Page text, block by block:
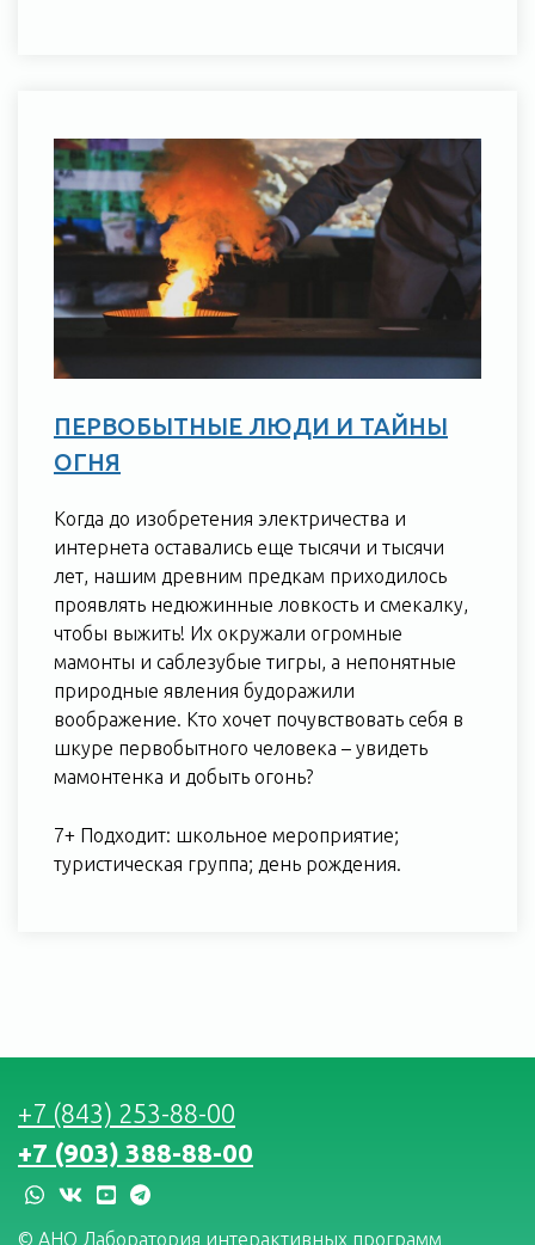
ПЕРВОБЫТНЫЕ ЛЮДИ И ТАЙНЫ
ОГНЯ
Когда до изобретения электричества и
интернета оставались еще тысячи и тысячи
лет, нашим древним предкам приходилось
проявлять недюжинные ловкость и смекалку,
чтобы выжить! Их окружали огромные
мамонты и саблезубые тигры, а непонятные
природные явления будоражили
воображение. Кто хочет почувствовать себя в
шкуре первобытного человека – увидеть
мамонтенка и добыть огонь?
7+ Подходит: школьное мероприятие;
туристическая группа; день рождения.
+7 (843) 253-88-00
+7 (903) 388-88-00
whatsapp
vk youtubetelegram
© АНО Лаборатория интерактивных программ